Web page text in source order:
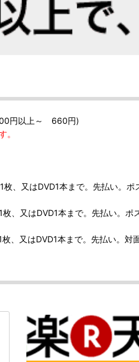
円以上～ 660円)
。
枚、又はDVD1本まで。先払い。ポ
枚、又はDVD1本まで。先払い。ポ
枚、又はDVD1本まで。先払い。